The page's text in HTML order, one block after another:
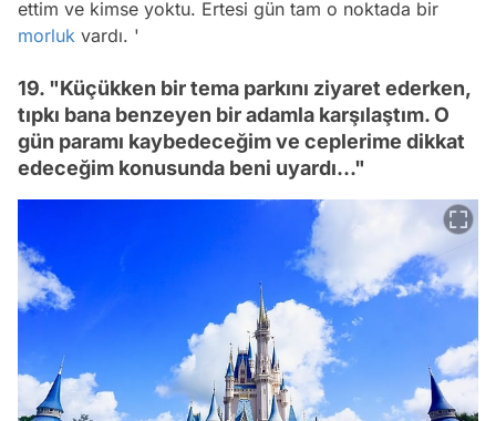
ettim ve kimse yoktu. Ertesi gün tam o noktada bir
morluk vardı. '
19. "Küçükken bir tema parkını ziyaret ederken,
tıpkı bana benzeyen bir adamla karşılaştım. O
gün paramı kaybedeceğim ve ceplerime dikkat
edeceğim konusunda beni uyardı..."